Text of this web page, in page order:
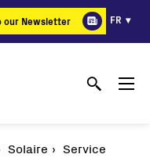
our Newsletter FR
Solaire Service